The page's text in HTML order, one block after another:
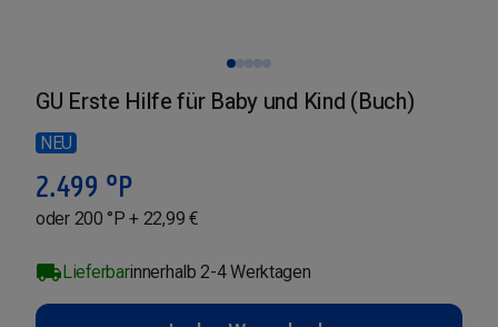
GU Erste Hilfe für Baby und Kind (Buch)
NEU
2.499 °P
oder 200 °P + 22,99 €
Lieferbarinnerhalb 2-4 Werktagen